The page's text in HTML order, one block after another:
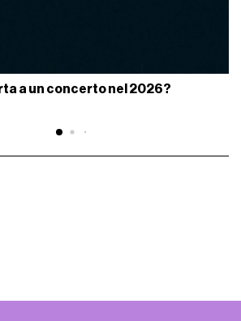
a un concerto nel 2026?